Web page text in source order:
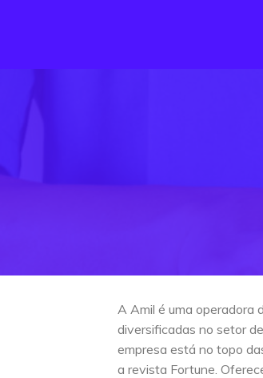
A Amil é uma operadora
diversificadas no setor
empresa está no topo
a revista Fortune.